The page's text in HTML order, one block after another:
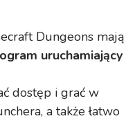
Dungeons mają
uruchamiający
dostęp i grać w
a także łatwo